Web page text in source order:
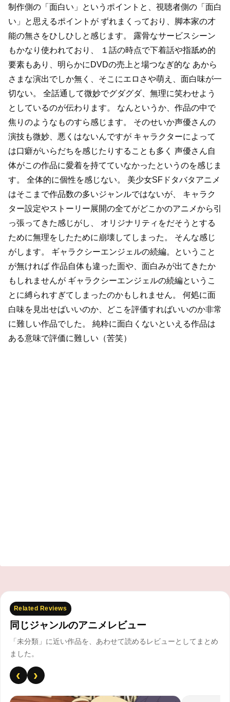
制作側の「面白い」というポイントと、視聴者側の「面白
い」と思えるポイントが ずれまくっており、脚本家の才
能の無さをひしひしと感じます。
露骨なサービスシーン
もかなり使われており、
１話の時点で下着話や指舐め的
要素もあり、明らかにDVDの売上と場つなぎ的な あから
さまな演出でしか無く、そこにエロさや萌え、面白味が一
切ない。
全話通して微妙でグダグダ、無理に笑わせよう
としているのが伝わります。
なんというか、作品の中で
焦りのようなものすら感じます。
そのせいか声優さんの
演技も微妙、悪くはないんですが キャラクターによって
は口癖がいらだちを感じたりすることも多く 声優さん自
体がこの作品に愛着を持てていなかったというのを感じま
す。
全体的に個性を感じない。
美少女SFドタバタアニメ
はそこまで作品数の多いジャンルではないが、
キャラク
ター設定やストーリー展開の全てがどこかのアニメから引
っ張ってきた感じがし、
オリジナリティをだそうとする
ために無理をしたために崩壊してしまった。
そんな感じ
がします。
ギャラクシーエンジェルの続編。ということ
が無ければ 作品自体も違った面や、面白みが出てきたか
もしれませんが ギャラクシーエンジェルの続編というこ
とに縛られすぎてしまったのかもしれません。
何処に面
白味を見出せばいいのか、どこを評価すればいいのか非常
に難しい作品でした。
純粋に面白くないといえる作品は
ある意味で評価に難しい（苦笑）
Related Reviews
同じジャンルのアニメレビュー
「未分類」に近い作品を、あわせて読めるレビューとしてまとめ
ました。
‹ ›